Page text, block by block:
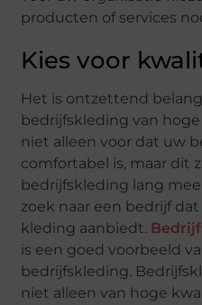
producten of services
Kies voor
Het is ontzettend
bedrijfskleding van
niet alleen voor dat uw
comfortabel is, maar dit
bedrijfskleding lang mee
zoek naar een bedrijf
kleding aanbiedt.
is een goed voorbeeld
bedrijfskleding.
niet alleen van hoge